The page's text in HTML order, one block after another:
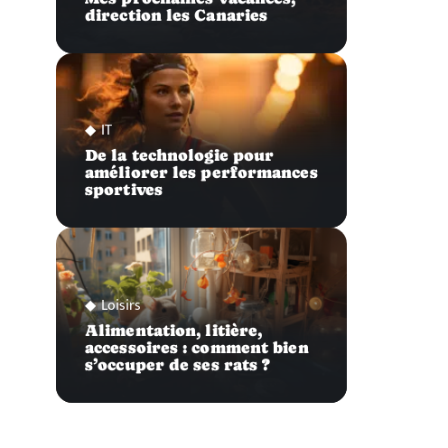
direction les Canaries
IT
De la technologie pour
améliorer les performances
sportives
Loisirs
Alimentation, litière,
accessoires : comment bien
s’occuper de ses rats ?